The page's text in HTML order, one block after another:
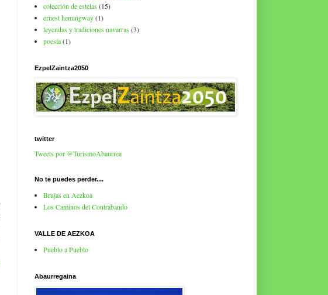
colección de estelas(15)
ernest hemingway(1)
leyendas y tradiciones navarras(3)
poesía(1)
EzpelZaintza2050
twitter
Tweets por @TurismoAbaurrea
No te puedes perder....
Brujas en Aezkoa
Los Caminos del Contrabando
VALLE DE AEZKOA
Pueblo a Pueblo
Abaurregaina